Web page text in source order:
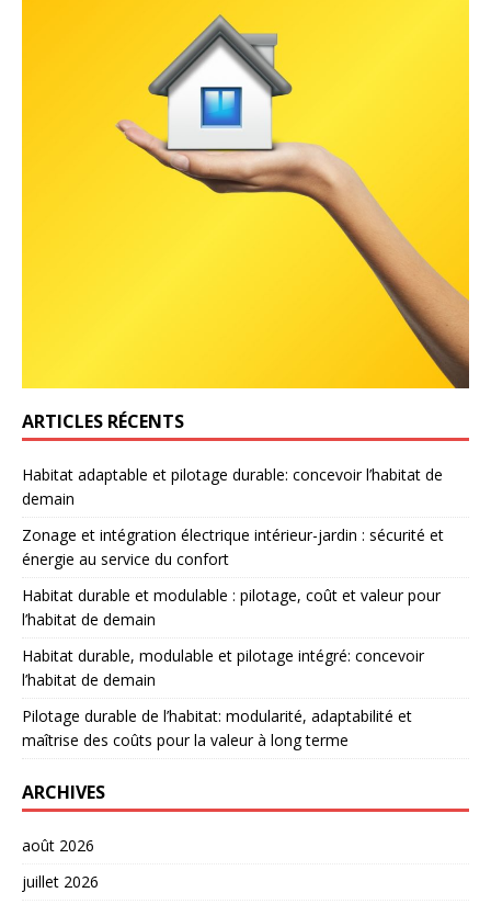
ARTICLES RÉCENTS
Habitat adaptable et pilotage durable: concevoir l’habitat de
demain
Zonage et intégration électrique intérieur-jardin : sécurité et
énergie au service du confort
Habitat durable et modulable : pilotage, coût et valeur pour
l’habitat de demain
Habitat durable, modulable et pilotage intégré: concevoir
l’habitat de demain
Pilotage durable de l’habitat: modularité, adaptabilité et
maîtrise des coûts pour la valeur à long terme
ARCHIVES
août 2026
juillet 2026